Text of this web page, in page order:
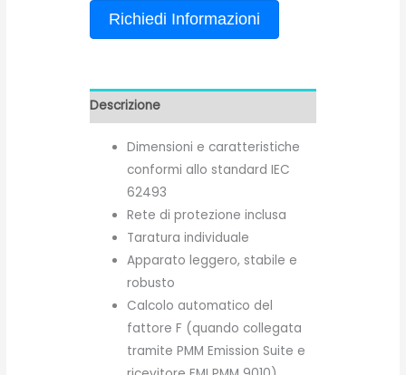
Richiedi Informazioni
Descrizione
Dimensioni e caratteristiche
conformi allo standard IEC
62493
Rete di protezione inclusa
Taratura individuale
Apparato leggero, stabile e
robusto
Calcolo automatico del
fattore F (quando collegata
tramite PMM Emission Suite e